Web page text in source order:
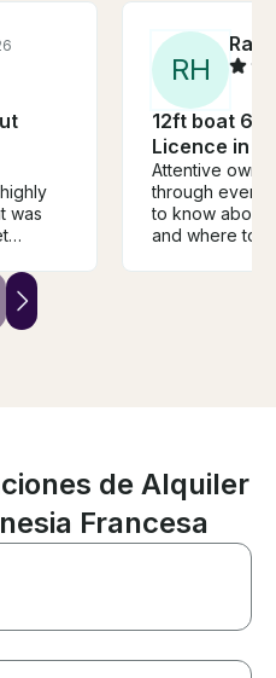
was
our
RH
12ft boat
Licence in
Attentive
through
to know about
and where to
de Alquiler
Francesa